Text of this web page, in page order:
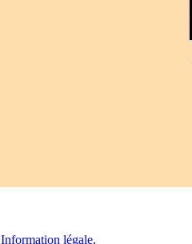
Information légale.